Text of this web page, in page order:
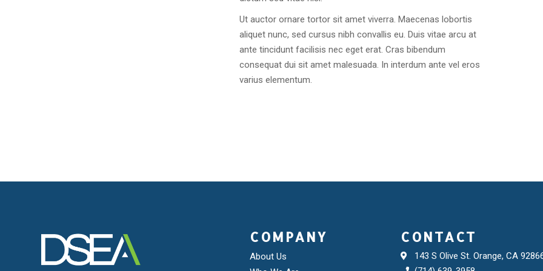
Ut auctor ornare tortor sit amet viverra. Maecenas lobortis
aliquet nunc, sed cursus nibh convallis eu. Duis vitae arcu at
ante tincidunt facilisis nec eget erat. Cras bibendum
consequat dui sit amet malesuada. In interdum ante vel eros
varius elementum.
COMPANY
About Us
CONTACT
143 S Olive St. Orange, CA